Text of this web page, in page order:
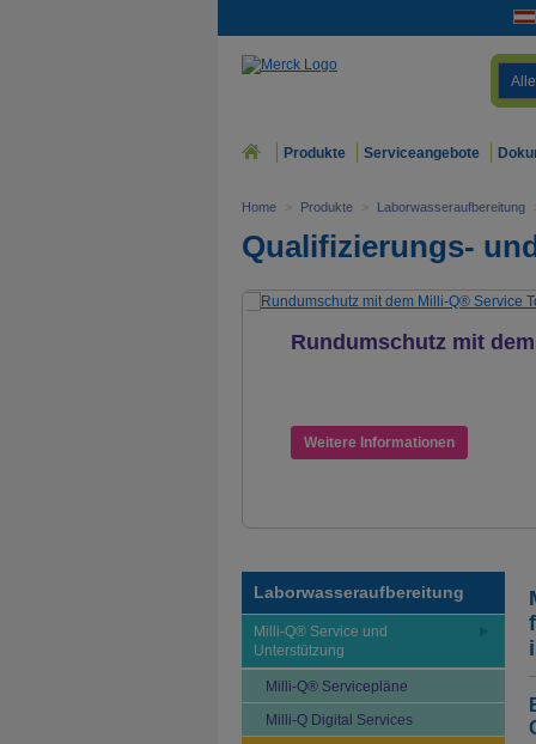
Alle
Produkte Serviceangebote
Home > Produkte > Laborwasseraufbereitung
Qualifizierungs-
Rundumschutz mit dem
Weitere Informationen
Laborwasseraufbereitung
Milli-Q® Service und
Unterstützung
Milli-Q® Servicepläne
Milli-Q Digital Services